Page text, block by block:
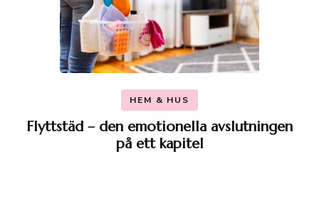
HEM & HUS
Flyttstäd – den emotionella avslutningen
på ett kapitel